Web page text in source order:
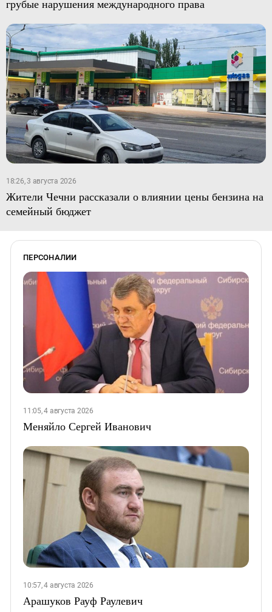
грубые нарушения международного права
18:26, 3 августа 2026
Жители Чечни рассказали о влиянии цены бензина на
семейный бюджет
ПЕРСОНАЛИИ
11:05, 4 августа 2026
Меняйло Сергей Иванович
10:57, 4 августа 2026
Арашуков Рауф Раулевич